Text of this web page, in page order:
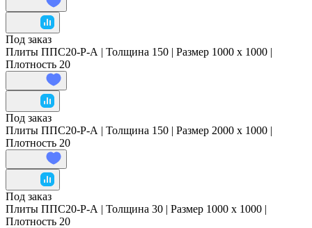
Под заказ
Плиты ППС20-Р-А | Толщина 150 | Размер 1000 x 1000 |
Плотность 20
Под заказ
Плиты ППС20-Р-А | Толщина 150 | Размер 2000 x 1000 |
Плотность 20
Под заказ
Плиты ППС20-Р-А | Толщина 30 | Размер 1000 x 1000 |
Плотность 20